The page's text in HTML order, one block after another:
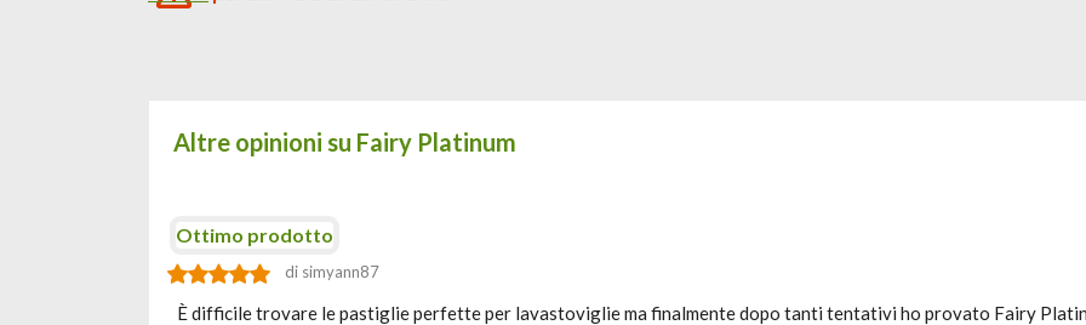
Altre opinioni su Fairy Platinum
Ottimo prodotto
di simyann87
È difficile trovare le pastiglie perfette per lavastoviglie ma finalmente dopo tanti tentativi ho provato Fairy